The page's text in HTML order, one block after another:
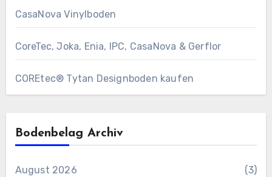
CasaNova Vinylboden
CoreTec, Joka, Enia, IPC, CasaNova & Gerflor
COREtec® Tytan Designboden kaufen
Bodenbelag Archiv
August 2026 (3)